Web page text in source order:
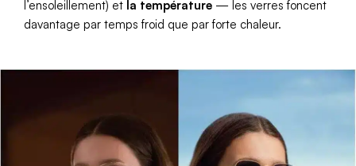
l’ensoleillement) et la température — les verres foncent
davantage par temps froid que par forte chaleur.